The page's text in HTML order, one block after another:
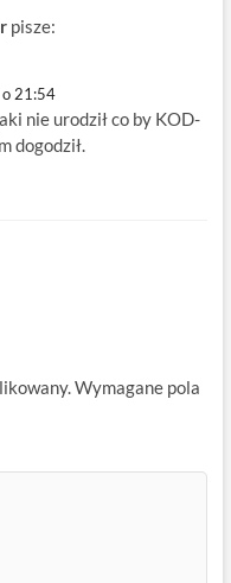
pisze:
21:54
nie urodził co by KOD-
dogodził.
Wymagane pola